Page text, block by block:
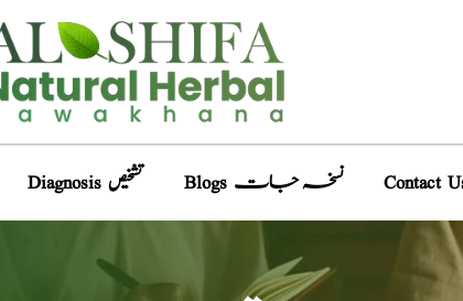
Diagnosis تشخیص Blogs نسخہ جات